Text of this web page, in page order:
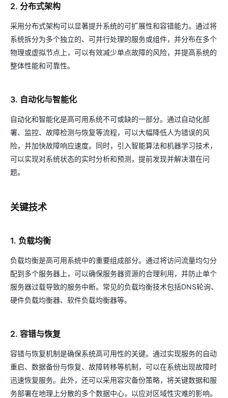
2. 分布式架构
采用分布式架构可以显著提升系统的可扩展性和容错能力。通过将
系统拆分为多个独立的、可并行处理的服务或组件，并分布在多个
物理或虚拟节点上，可以有效减少单点故障的风险，并提高系统的
整体性能和可靠性。
3. 自动化与智能化
自动化和智能化是高可用系统不可或缺的一部分。通过自动化部
署、监控、故障检测与恢复等流程，可以大幅降低人为错误的风
险，并加快故障响应速度。同时，引入智能算法和机器学习技术，
可以实现对系统状态的实时分析和预测，提前发现并解决潜在问
题。
关键技术
1. 负载均衡
负载均衡是高可用系统中的重要组成部分。通过将访问流量均匀分
配到多个服务器上，可以确保服务器资源的合理利用，并防止单个
服务器过载导致的服务中断。常见的负载均衡技术包括DNS轮询、
硬件负载均衡器、软件负载均衡器等。
2. 容错与恢复
容错与恢复机制是确保系统高可用性的关键。通过实现服务的自动
重启、数据备份与恢复、故障转移等机制，可以在系统出现故障时
迅速恢复服务。此外，还可以采用容灾备份策略，将关键数据和服
务部署在地理上分散的多个数据中心，以应对区域性灾难的影响。